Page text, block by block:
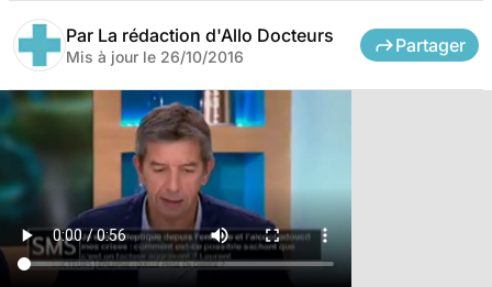
Par La rédaction d'Allo Docteurs
Mis à jour le 26/10/2016
Partager